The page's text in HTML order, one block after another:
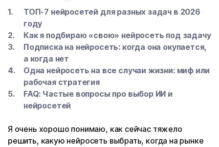
ТОП-7 нейросетей для разных задач в 2026
году
Как я подбираю «свою» нейросеть под задачу
Подписка на нейросеть: когда она окупается,
а когда нет
Одна нейросеть на все случаи жизни: миф или
рабочая стратегия
FAQ: Частые вопросы про выбор ИИ и
нейросетей
Я очень хорошо понимаю, как сейчас тяжело
решить, какую нейросеть выбрать, когда на рынке